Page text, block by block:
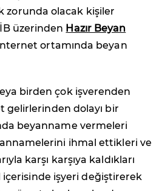
zorunda olacak kişiler
üzerinden Hazır Beyan
internet ortamında beyan
birden çok işverenden
gelirlerinden dolayı bir
beyanname vermeleri
ihmal ettikleri ve
karşı karşıya kaldıkları
içerisinde işyeri değiştirerek